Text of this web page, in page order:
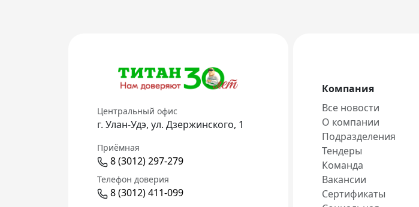
Центральный офис
г. Улан-Удэ, ул. Дзержинского, 1
Приёмная
8 (3012) 297-279
Телефон доверия
8 (3012) 411-099
Компания
Все новости
О компании
Подразделения
Тендеры
Команда
Вакансии
Сертификаты